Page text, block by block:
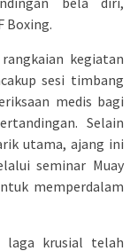
Boxing.
kegiatan
sesi timbang
medis bagi
Selain
utama, ajang ini
seminar Muay
memperdalam
laga krusial telah